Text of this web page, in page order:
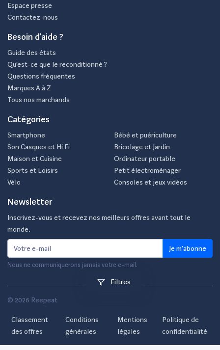
Filtres
Espace presse
Contactez-nous
Besoin d'aide ?
Guide des états
Qu’est-ce que le reconditionné ?
Questions fréquentes
Marques A à Z
Tous nos marchands
Catégories
Smartphone
Son Casques et Hi Fi
Maison et Cuisine
Sports et Loisirs
Vélo
Bébé et puériculture
Bricolage et Jardin
Ordinateur portable
Petit électroménager
Consoles et jeux vidéos
Newsletter
Inscrivez-vous et recevez nos meilleurs offres avant tout le
monde.
Je m'abonne
Nous ne communiquerons jamais votre e-mail.
© 2026 Reepeat
Classement
des offres
Conditions
générales
Mentions
légales
Politique de
confidentialité